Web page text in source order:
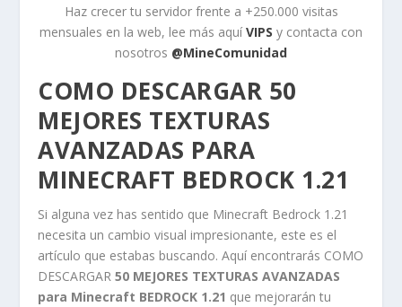
Haz crecer tu servidor frente a +250.000 visitas
mensuales en la web, lee más aquí VIPS y contacta con
nosotros @MineComunidad
COMO DESCARGAR 50
MEJORES TEXTURAS
AVANZADAS PARA
MINECRAFT BEDROCK 1.21
Si alguna vez has sentido que Minecraft Bedrock 1.21
necesita un cambio visual impresionante, este es el
artículo que estabas buscando. Aquí encontrarás COMO
DESCARGAR50 MEJORES TEXTURAS AVANZADAS
para Minecraft BEDROCK 1.21 que mejorarán tu